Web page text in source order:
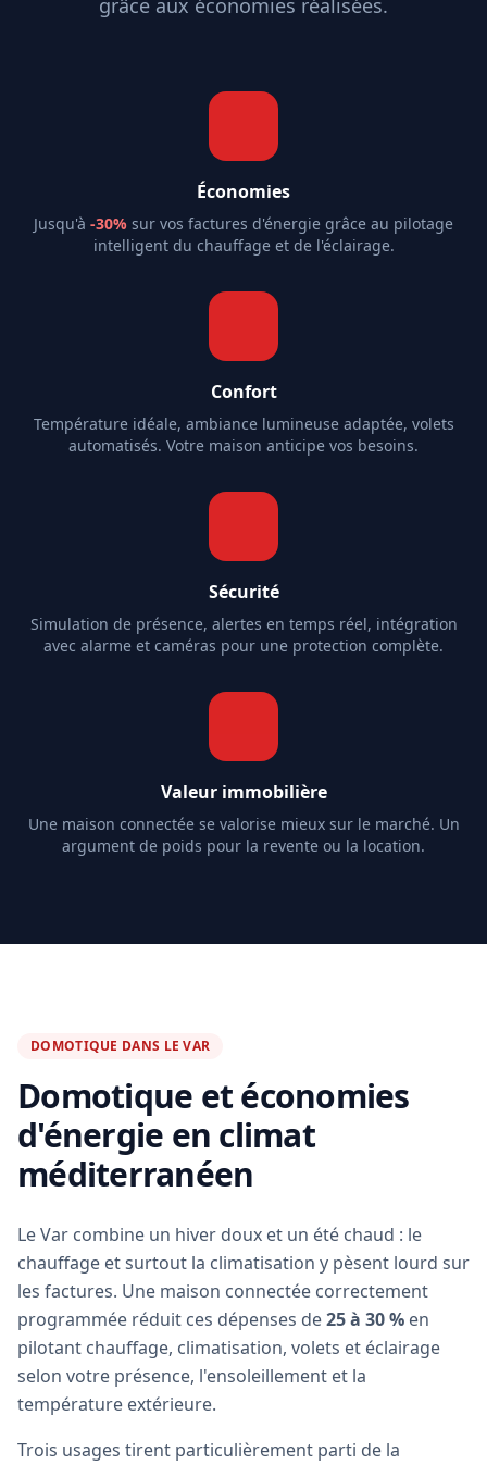
grâce aux économies réalisées.
Économies
Jusqu'à -30% sur vos factures d'énergie grâce au pilotage
intelligent du chauffage et de l'éclairage.
Confort
Température idéale, ambiance lumineuse adaptée, volets
automatisés. Votre maison anticipe vos besoins.
Sécurité
Simulation de présence, alertes en temps réel, intégration
avec alarme et caméras pour une protection complète.
Valeur immobilière
Une maison connectée se valorise mieux sur le marché. Un
argument de poids pour la revente ou la location.
DOMOTIQUE DANS LE VAR
Domotique et économies
d'énergie en climat
méditerranéen
Le Var combine un hiver doux et un été chaud : le
chauffage et surtout la climatisation y pèsent lourd sur
les factures. Une maison connectée correctement
programmée réduit ces dépenses de25 à 30 % en
pilotant chauffage, climatisation, volets et éclairage
selon votre présence, l'ensoleillement et la
température extérieure.
Trois usages tirent particulièrement parti de la